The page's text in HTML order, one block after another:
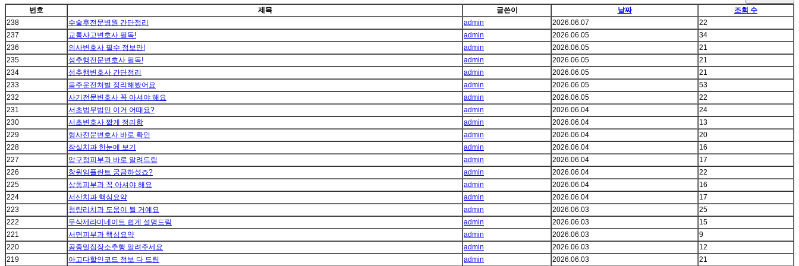
번호
제목 글쓴이 날짜
조회 수
238
수술후전문병원 간단정리 admin 2026.06.07
22
237
교통사고변호사 필독! admin 2026.06.05
34
236
의사변호사 필수 정보만! admin 2026.06.05
21
235
성추행전문변호사 필독! admin 2026.06.05
21
234
성추행변호사 간단정리 admin 2026.06.05
21
233
음주운전처벌 정리해봤어요 admin 2026.06.05
53
232
사기전문변호사 꼭 아셔야 해요 admin 2026.06.05
22
231
서초법무법인 이거 어때요? admin 2026.06.04
24
230
서초변호사 짧게 정리함 admin 2026.06.04
13
229
형사전문변호사 바로 확인 admin 2026.06.04
20
228
잠실치과 한눈에 보기 admin 2026.06.04
16
227
압구정피부과 바로 알려드림 admin 2026.06.04
17
226
창원임플란트 궁금하셨죠? admin 2026.06.04
22
225
상동피부과 꼭 아셔야 해요 admin 2026.06.04
16
224
서산치과 핵심요약 admin 2026.06.04
17
223
청량리치과 도움이 될 거예요 admin 2026.06.03
25
222
무삭제라미네이트 쉽게 설명드림 admin 2026.06.03
15
221
서면피부과 핵심요약 admin 2026.06.03
9
220
공중밀집장소추행 알려주세요 admin 2026.06.03
12
219
아고다할인코드 정보 다 드림 admin 2026.06.03 21